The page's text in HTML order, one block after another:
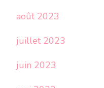
août 2023
juillet 2023
juin 2023